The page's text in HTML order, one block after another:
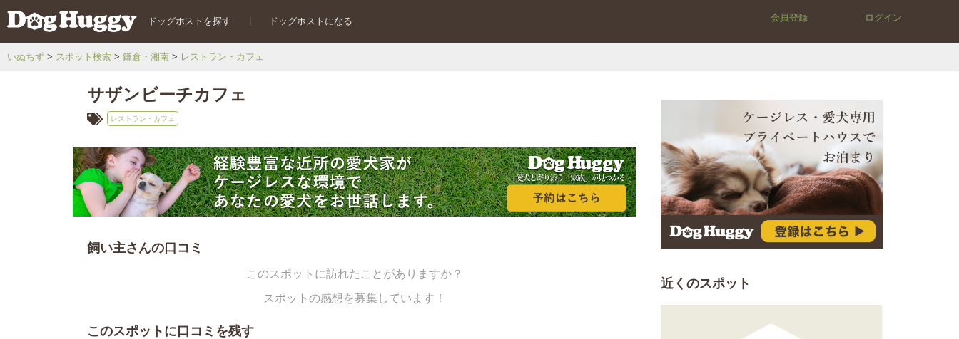
ドッグホストを探す ドッグホストになる 会員登録 ログイン
いぬちず スポット検索 鎌倉・湘南 レストラン・カフェ
サザンビーチカフェ
レストラン・カフェ
飼い主さんの口コミ
このスポットに訪れたことがありますか？
スポットの感想を募集しています！
このスポットに口コミを残す
近くのスポット